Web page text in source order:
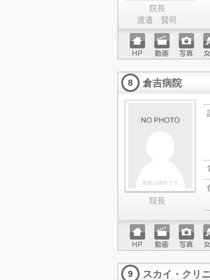
院長
渡邉 賢司
ホーム
ページ
動画 写真 女
8 倉吉病院
院長
ホーム
ページ
動画 写真 女
9 スカイ・クリ